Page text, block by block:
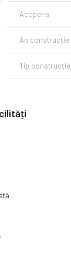
Acoperiș
An construcție
Tip construcție